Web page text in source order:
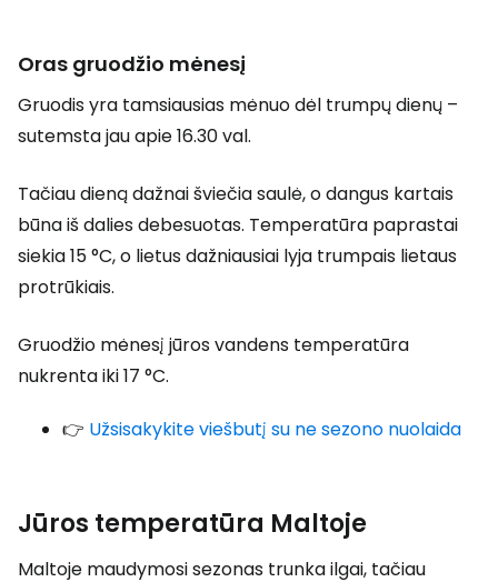
Oras gruodžio mėnesį
Gruodis yra tamsiausias mėnuo dėl trumpų dienų –
sutemsta jau apie 16.30 val.
Tačiau dieną dažnai šviečia saulė, o dangus kartais
būna iš dalies debesuotas. Temperatūra paprastai
siekia 15 °C, o lietus dažniausiai lyja trumpais lietaus
protrūkiais.
Gruodžio mėnesį jūros vandens temperatūra
nukrenta iki 17 °C.
👉 Užsisakykite viešbutį su ne sezono nuolaida
Jūros temperatūra Maltoje
Maltoje maudymosi sezonas trunka ilgai, tačiau